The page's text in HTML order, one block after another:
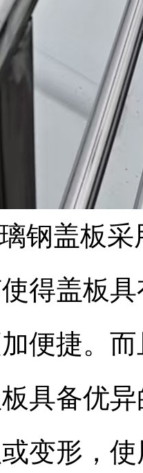
钢盖板
得盖板
便捷。
具备优
变形，